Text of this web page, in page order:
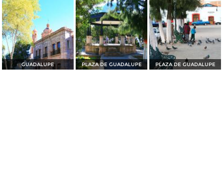
GUADALUPE PLAZA DE GUADALUPE PLAZA DE GUADALUPE